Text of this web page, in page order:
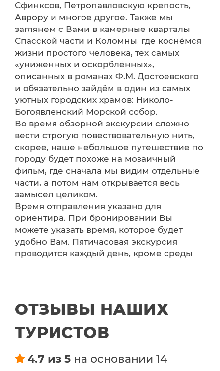
Сфинксов, Петропавловскую крепость,
Аврору и многое другое. Также мы
заглянем с Вами в камерные кварталы
Спасской части и Коломны, где коснёмся
жизни простого человека, тех самых
«униженных и оскорблённых»,
описанных в романах Ф.М. Достоевского
и обязательно зайдём в один из самых
уютных городских храмов: Николо-
Богоявленский Морской собор.
Во время обзорной экскурсии сложно
вести строгую повествовательную нить,
скорее, наше небольшое путешествие по
городу будет похоже на мозаичный
фильм, где сначала мы видим отдельные
части, а потом нам открывается весь
замысел целиком.
Время отправления указано для
ориентира. При бронировании Вы
можете указать время, которое будет
удобно Вам. Пятичасовая экскурсия
проводится каждый день, кроме среды
ОТЗЫВЫ НАШИХ
ТУРИСТОВ
4.7 из 5 на основании 14